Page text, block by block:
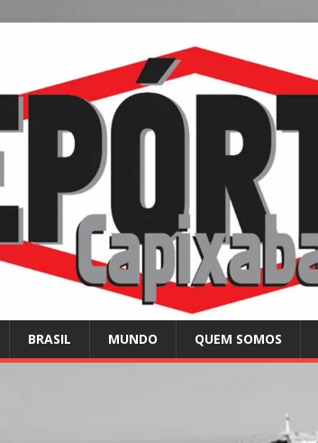
BRASIL MUNDO QUEM SOMOS